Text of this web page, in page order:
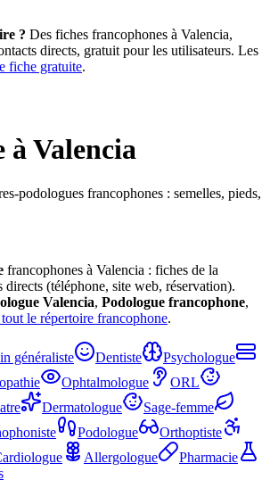
? Des fiches francophones à Valencia,
directs, gratuit pour les utilisateurs. Les
fiche gratuite.
à Valencia
podologues francophones : semelles, pieds,
francophones à Valencia : fiches de la
directs (téléphone, site web, réservation).
Valencia, Podologue francophone,
le répertoire francophone.
généraliste Dentiste
Psychologue
Ophtalmologue
ORL
Dermatologue
Sage-femme
Podologue
Orthoptiste
Allergologue
Pharmacie